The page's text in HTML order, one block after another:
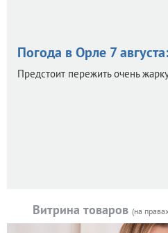
Погода в Орле 7
Предстоит пережить очень
Витрина товаров (на